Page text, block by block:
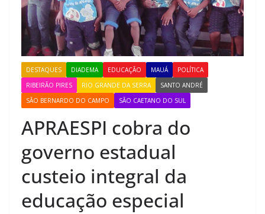
DESTAQUES DIADEMA EDUCAÇÃO MAUÁ
POLÍTICA
RIBEIRÃO PIRES
RIO GRANDE DA SERRA
SANTO ANDRÉ
SÃO BERNARDO DO CAMPO
SÃO CAETANO DO SUL
APRAESPI cobra do
governo estadual
custeio integral da
educação especial